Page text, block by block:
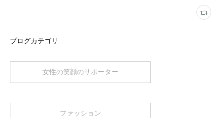
ブログカテゴリ
女性の笑顔のサポーター
ファッション